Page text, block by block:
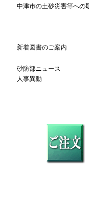
中津市の土砂災害等への
新着図書のご案内
砂防部ニュース
人事異動